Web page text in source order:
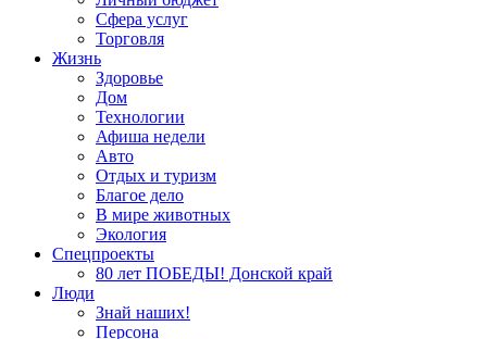
Сфера услуг
Торговля
Жизнь
Здоровье
Дом
Технологии
Афиша недели
Авто
Отдых и туризм
Благое дело
В мире животных
Экология
Спецпроекты
80 лет ПОБЕДЫ! Донской край
Люди
Знай наших!
Персона